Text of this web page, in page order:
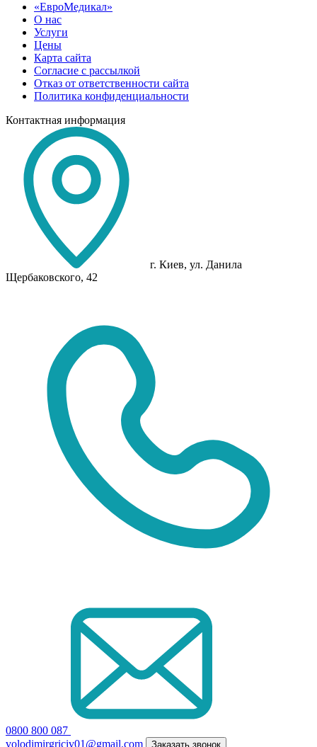
«ЕвроМедикал»
О нас
Услуги
Цены
Карта сайта
Согласие с рассылкой
Отказ от ответственности сайта
Политика конфиденциальности
Контактная информация
г. Киев, ул. Данила
Щербаковского, 42
0800 800 087
volodimirgriciv01@gmail.com
Заказать звонок